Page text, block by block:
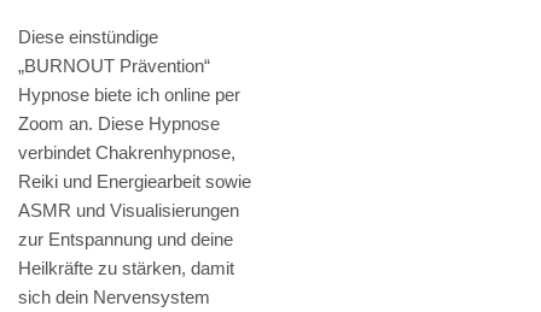
Diese einstündige
„BURNOUT Prävention“
Hypnose biete ich online per
Zoom an. Diese Hypnose
verbindet Chakrenhypnose,
Reiki und Energiearbeit sowie
ASMR und Visualisierungen
zur Entspannung und deine
Heilkräfte zu stärken, damit
sich dein Nervensystem